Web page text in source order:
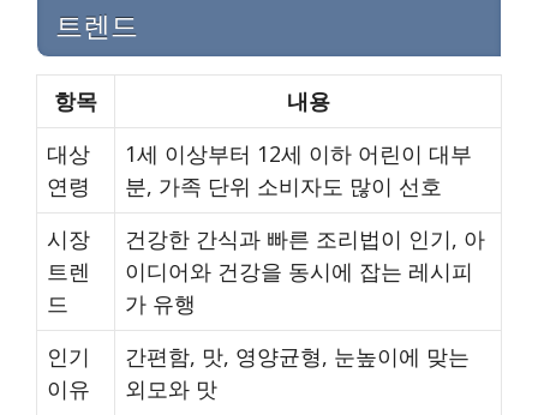
트렌드
항목
내용
대상
연령
1세 이상부터 12세 이하 어린이 대부
분, 가족 단위 소비자도 많이 선호
시장
트렌
드
건강한 간식과 빠른 조리법이 인기, 아
이디어와 건강을 동시에 잡는 레시피
가 유행
인기
이유
간편함, 맛, 영양균형, 눈높이에 맞는
외모와 맛